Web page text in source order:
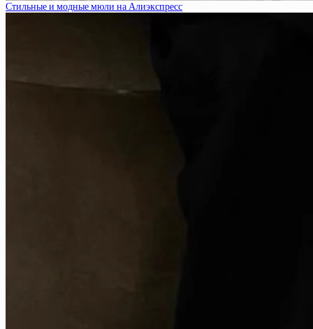
Стильные и модные мюли на Алиэкспресс